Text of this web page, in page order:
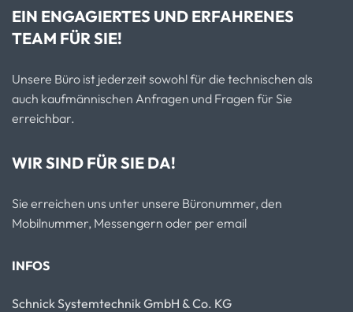
EIN ENGAGIERTES UND ERFAHRENES
TEAM FÜR SIE!
Unsere Büro ist jederzeit sowohl für die technischen als
auch kaufmännischen Anfragen und Fragen für Sie
erreichbar.
WIR SIND FÜR SIE DA!
Sie erreichen uns unter unsere Büronummer, den
Mobilnummer, Messengern oder per email
INFOS
Schnick Systemtechnik GmbH & Co. KG